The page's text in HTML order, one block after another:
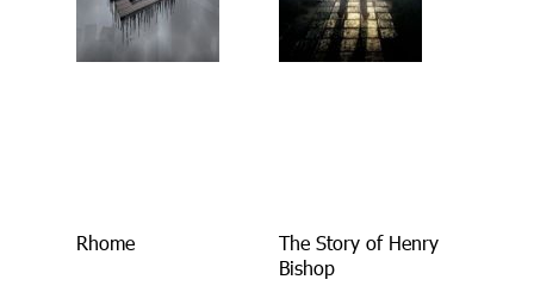
Rhome
The Story of Henry
Bishop